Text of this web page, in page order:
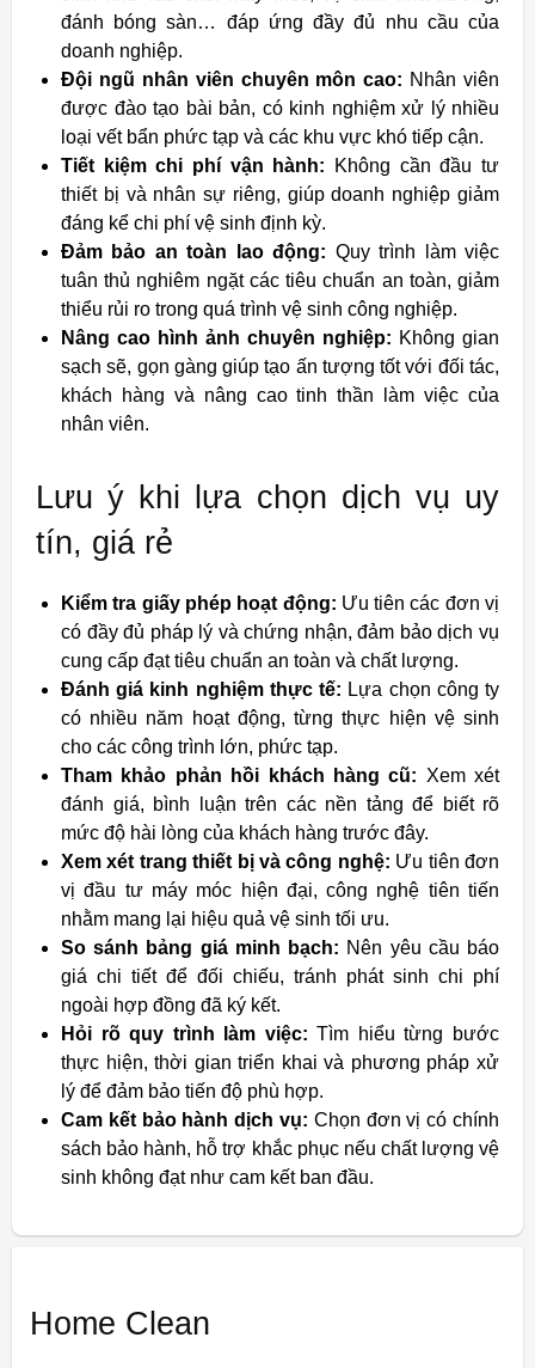
đánh bóng sàn… đáp ứng đầy đủ nhu cầu của
doanh nghiệp.
Đội ngũ nhân viên chuyên môn cao: Nhân viên
được đào tạo bài bản, có kinh nghiệm xử lý nhiều
loại vết bẩn phức tạp và các khu vực khó tiếp cận.
Tiết kiệm chi phí vận hành: Không cần đầu tư
thiết bị và nhân sự riêng, giúp doanh nghiệp giảm
đáng kể chi phí vệ sinh định kỳ.
Đảm bảo an toàn lao động: Quy trình làm việc
tuân thủ nghiêm ngặt các tiêu chuẩn an toàn, giảm
thiểu rủi ro trong quá trình vệ sinh công nghiệp.
Nâng cao hình ảnh chuyên nghiệp: Không gian
sạch sẽ, gọn gàng giúp tạo ấn tượng tốt với đối tác,
khách hàng và nâng cao tinh thần làm việc của
nhân viên.
Lưu ý khi lựa chọn dịch vụ uy
tín, giá rẻ
Kiểm tra giấy phép hoạt động: Ưu tiên các đơn vị
có đầy đủ pháp lý và chứng nhận, đảm bảo dịch vụ
cung cấp đạt tiêu chuẩn an toàn và chất lượng.
Đánh giá kinh nghiệm thực tế: Lựa chọn công ty
có nhiều năm hoạt động, từng thực hiện vệ sinh
cho các công trình lớn, phức tạp.
Tham khảo phản hồi khách hàng cũ: Xem xét
đánh giá, bình luận trên các nền tảng để biết rõ
mức độ hài lòng của khách hàng trước đây.
Xem xét trang thiết bị và công nghệ: Ưu tiên đơn
vị đầu tư máy móc hiện đại, công nghệ tiên tiến
nhằm mang lại hiệu quả vệ sinh tối ưu.
So sánh bảng giá minh bạch: Nên yêu cầu báo
giá chi tiết để đối chiếu, tránh phát sinh chi phí
ngoài hợp đồng đã ký kết.
Hỏi rõ quy trình làm việc: Tìm hiểu từng bước
thực hiện, thời gian triển khai và phương pháp xử
lý để đảm bảo tiến độ phù hợp.
Cam kết bảo hành dịch vụ: Chọn đơn vị có chính
sách bảo hành, hỗ trợ khắc phục nếu chất lượng vệ
sinh không đạt như cam kết ban đầu.
Home Clean